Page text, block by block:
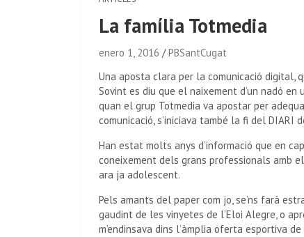
La família Totmedia
enero 1, 2016
PBSantCugat
Una aposta clara per la comunicació digital,
Sovint es diu que el naixement d’un nadó
quan el grup Totmedia va apostar per
comunicació, s’iniciava també la fi del DIARI
Han estat molts anys d’informació que en
coneixement dels grans professionals amb
ara ja adolescent.
Pels amants del paper com jo, se’ns farà
gaudint de les vinyetes de l’Eloi Alegre, o
m’endinsava dins l’àmplia oferta esportiva de